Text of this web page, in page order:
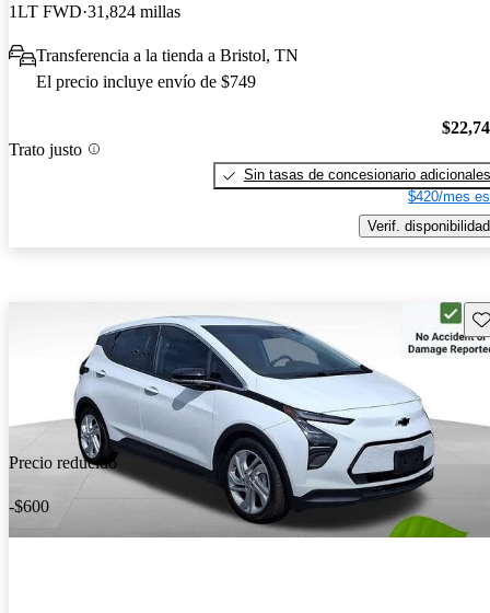
1LT FWD 31,824 millas
Transferencia a la tienda a Bristol, TN
El precio incluye envío de $749
Trato justo
Sin tasas de concesionario adicionales
$420/mes
Verif. disponibilidad
Precio reducido
-$600